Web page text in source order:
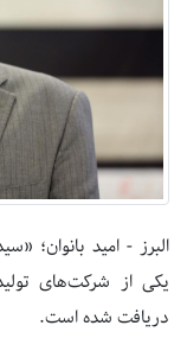
البرز - امید بانوان؛
یکی از شرکت‌های
دریافت شده است.